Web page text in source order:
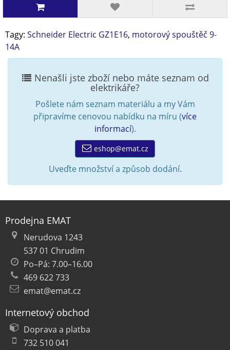
Tagy: Schneider Electric GZ1E16, motorový spouštěč 9-
14A
Nenašli jste zboží nebo máte seznam od
elektrikáře?
Pošlete nám seznam materiálu a my Vám
připravíme cenovou nabídku na míru (více
informací).
eshop@emat.cz
Uveďte množství a způsob dodání.
Prodejna EMAT
Nerudova 1243
537 01 Chrudim
Po–Pá: 7.00–16.00
469 622 733
emat@emat.cz
Internetový obchod
Doprava a platba
732 510 041